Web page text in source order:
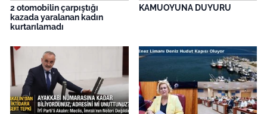
2 otomobilin çarpıştığı
kazada yaralanan kadın
kurtarılamadı
KAMUOYUNA DUYURU